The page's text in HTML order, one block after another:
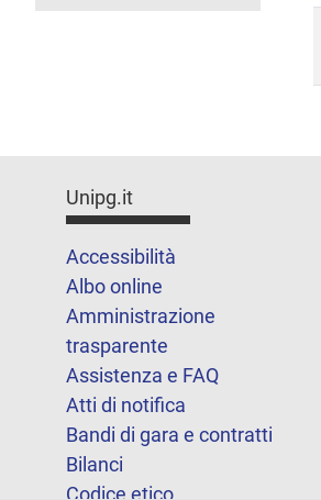
Unipg.it
Accessibilità
Albo online
Amministrazione
trasparente
Assistenza e FAQ
Atti di notifica
Bandi di gara e contratti
Bilanci
Codice etico